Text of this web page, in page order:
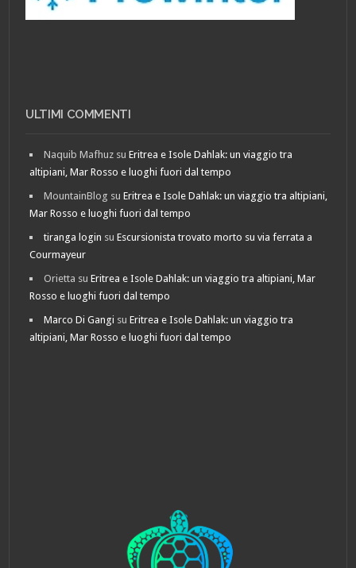
ULTIMI COMMENTI
Naquib Mafhuz suEritrea e Isole Dahlak: un viaggio tra
altipiani, Mar Rosso e luoghi fuori dal tempo
MountainBlog suEritrea e Isole Dahlak: un viaggio tra altipiani,
Mar Rosso e luoghi fuori dal tempo
tiranga login suEscursionista trovato morto su via ferrata a
Courmayeur
Orietta suEritrea e Isole Dahlak: un viaggio tra altipiani, Mar
Rosso e luoghi fuori dal tempo
Marco Di Gangi suEritrea e Isole Dahlak: un viaggio tra
altipiani, Mar Rosso e luoghi fuori dal tempo